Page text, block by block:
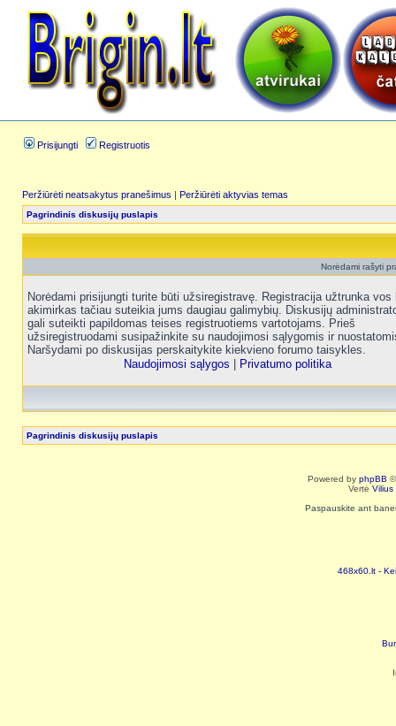
Prisijungti Registruotis
Peržiūrėti neatsakytus pranešimus | Peržiūrėti aktyvias temas
Pagrindinis diskusijų puslapis
Norėdami rašyti
Norėdami prisijungti turite būti užsiregistravę. Registracija užtrunka vos
akimirkas tačiau suteikia jums daugiau galimybių. Diskusijų
gali suteikti papildomas teises registruotiems vartotojams. Prieš
užsiregistruodami susipažinkite su naudojimosi sąlygomis ir
Naršydami po diskusijas perskaitykite kiekvieno forumo taisykles.
Naudojimosi sąlygos
Privatumo politika
Pagrindinis diskusijų puslapis
Powered by phpBB
Vertė Vilius
Paspauskite ant
468x60.lt -